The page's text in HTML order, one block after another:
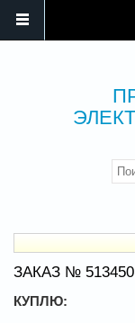
ЗАКАЗ № 513450
КУПЛЮ: